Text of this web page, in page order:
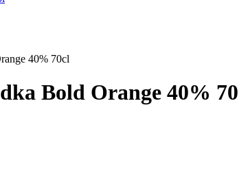
40% 70cl
Bold Orange 40%